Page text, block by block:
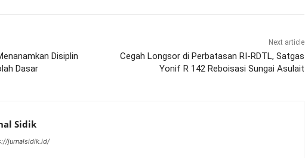
Disiplin
Dasar
Next article
Cegah Longsor di Perbatasan RI-RDTL, Satgas
Yonif R 142 Reboisasi Sungai Asulait
Sidik
jurnalsidik.id/